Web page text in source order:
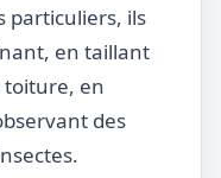
particuliers, ils
en taillant
toiture, en
des